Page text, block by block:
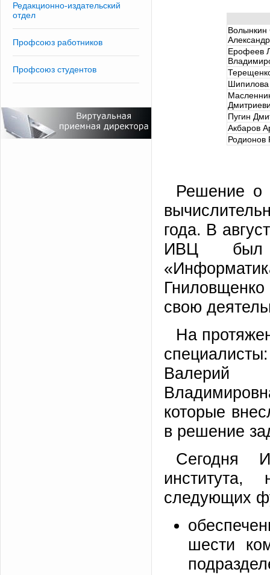
Редакционно-издательский
отдел
Профсоюз работников
Профсоюз студентов
Волынкин
Ерофеев
Шипилова
Пугин
Акбаров
Родионов
Решение о
года. В
ИВЦ был
свою
На
Валерий
которые
в решение
Сегодня
института,
следующих
шести